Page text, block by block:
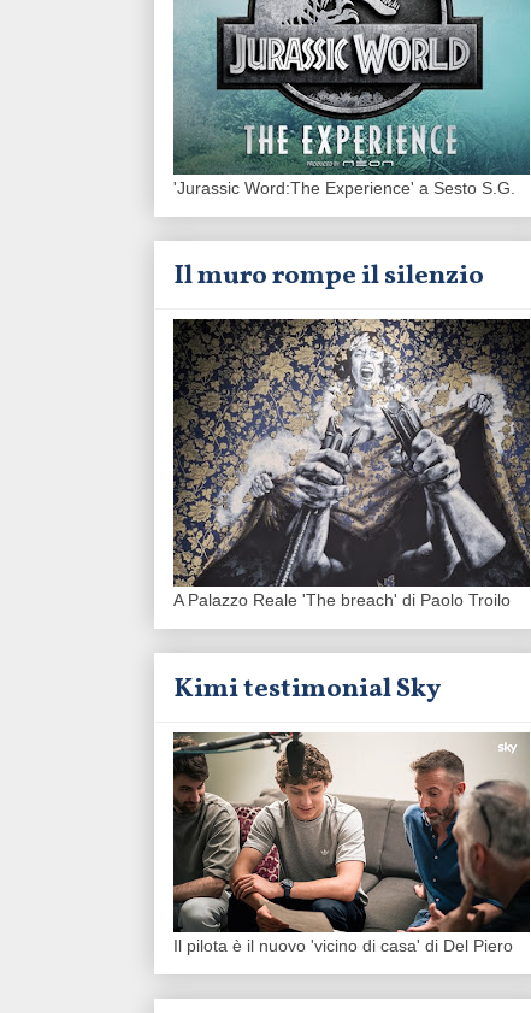
'Jurassic Word:The Experience' a Sesto S.G.
Il muro rompe il silenzio
A Palazzo Reale 'The breach' di Paolo Troilo
Kimi testimonial Sky
Il pilota è il nuovo 'vicino di casa' di Del Piero